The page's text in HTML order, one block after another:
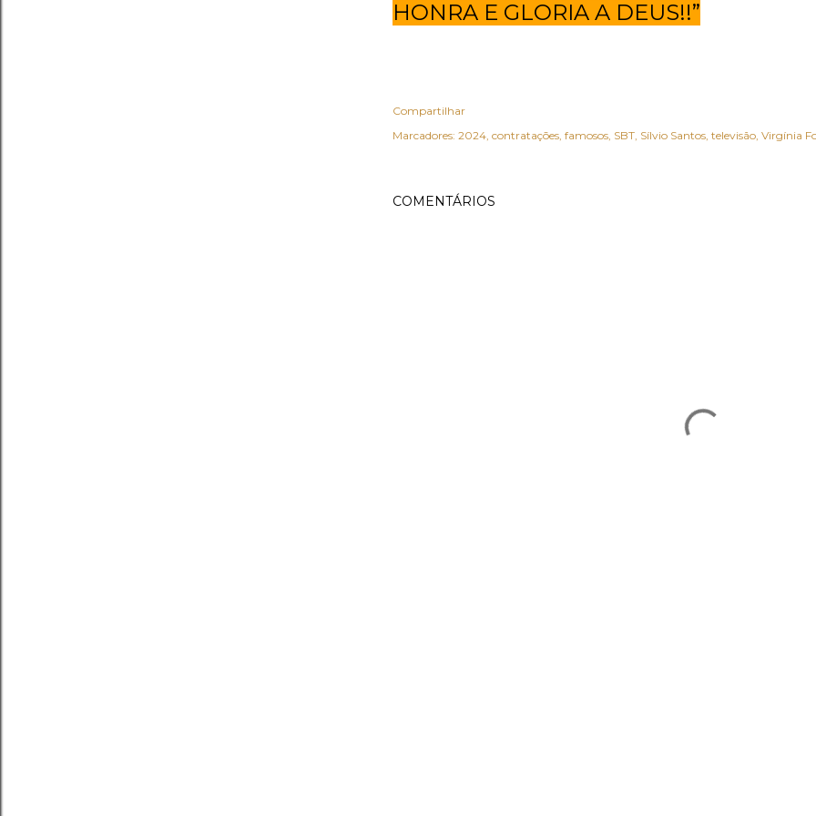
HONRA E GLORIA A DEUS!!”
Compartilhar
Marcadores: 2024 contratações famosos SBT Sílvio Santos televisão Virgínia
COMENTÁRIOS